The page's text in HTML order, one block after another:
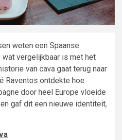
weten een Spaanse
vergelijkbaar is met het
van cava gaat terug naar
Raventos ontdekte hoe
door heel Europe vloeide
en gaf dit een nieuwe identiteit,